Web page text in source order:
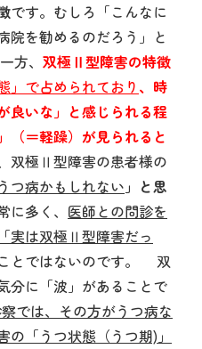
です。むしろ「こんなに
院を勧めるのだろう」と
、 双極Ⅱ型障害の特徴
」で占められており 、時
良いな」と感じられる程
＝軽躁） が見られると
双極Ⅱ型障害の患者様の
うつ病かもしれない 」と思
に多く、 医師との問診を
実は双極Ⅱ型障害だっ
とではないのです。 双
分に「波」があることで
では、その方がうつ病な
「うつ状態（うつ期)」